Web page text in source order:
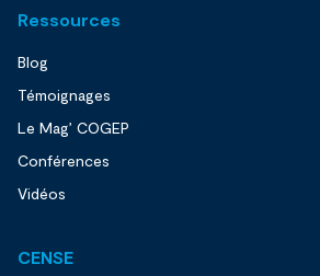
Ressources
Blog
Témoignages
Le Mag’ COGEP
Conférences
Vidéos
CENSE